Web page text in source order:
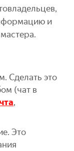
и
Сделать это
(чат в
,
Это